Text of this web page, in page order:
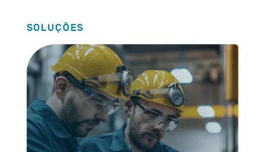
SOLUÇÕES